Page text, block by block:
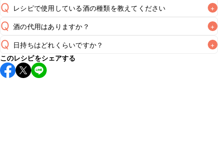
Q レシピで使用している酒の種類を教えてください +
A
Q 酒の代用はありますか？ +
A
Q 日持ちはどれくらいですか？ +
こちらのレシピは出来たてをお召し上がりいただくことをお
すすめします。
このレシピをシェアする